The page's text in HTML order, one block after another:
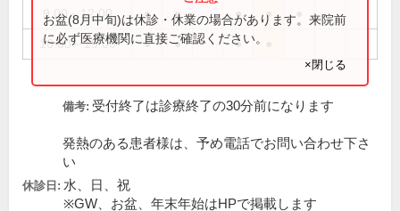
9:00～12:00 ● ● ● ●
16:00～19:00 ● ● ●
お盆(8月中旬)は休診・休業の場合があります。来院前
に必ず医療機関に直接ご確認ください。
×閉じる
備考: 受付終了は診療終了の30分前になります
発熱のある患者様は、予め電話でお問い合わせ下さ
い
休診日: 水、日、祝
※GW、お盆、年末年始はHPで掲載します